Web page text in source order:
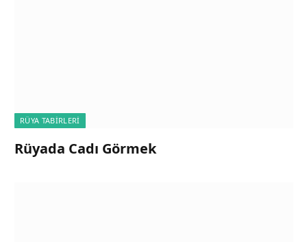
RÜYA TABIRLERI
Rüyada Cadı Görmek